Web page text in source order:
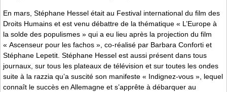
En mars, Stéphane Hessel était au Festival international du film des
Droits Humains et est venu débattre de la thématique « L’Europe à
la solde des populismes » qui a eu lieu après la projection du film
« Ascenseur pour les fachos », co-réalisé par Barbara Conforti et
Stéphane Lepetit. Stéphane Hessel est aussi présent dans tous
journaux, sur tous les plateaux de télévision et sur toutes les ondes
suite à la razzia qu’a suscité son manifeste « Indignez-vous », lequel
connaît le succès en Allemagne et s’apprête à débarquer au